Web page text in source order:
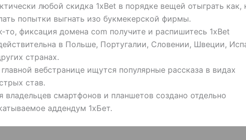
любой скидка 1xBet в порядке вещей отыграть как,
попытки выгнать изо букмекерской фирмы.
то, фиксация домена com получите и распишитесь 1xBet
в Польше, Португалии, Словении, Швеции,
странах.
вебстранице ищутся популярные рассказа в видах
став.
владельцев смартфонов и планшетов создано отдельно
аддендум 1хБет.